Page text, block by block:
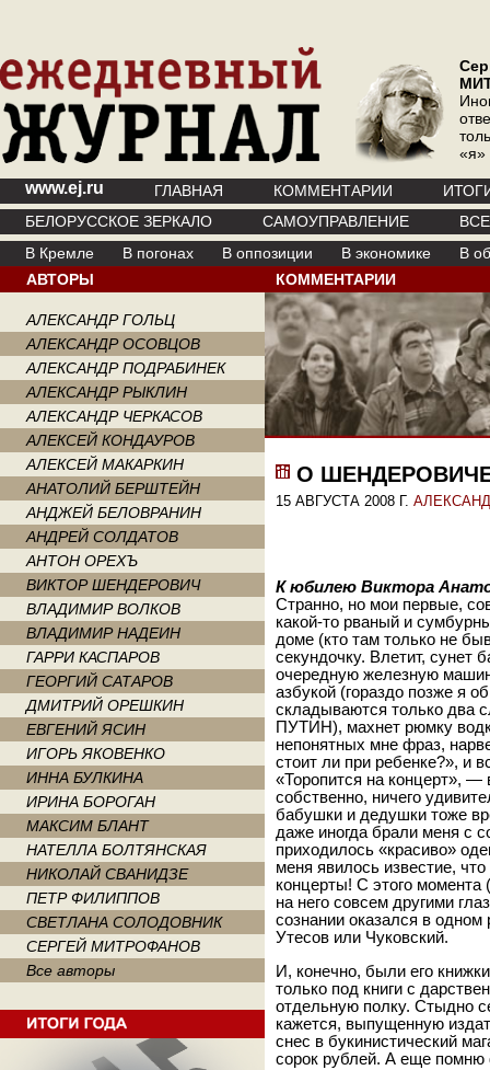
«я»
www.ej.ru ГЛАВНАЯ КОММЕНТАРИИ
БЕЛОРУССКОЕ ЗЕРКАЛО
САМОУПРАВЛЕНИЕ
В Кремле
В погонах В оппозиции В экономике
В
АВТОРЫ
АЛЕКСАНДР ГОЛЬЦ
АЛЕКСАНДР ОСОВЦОВ
АЛЕКСАНДР ПОДРАБИНЕК
АЛЕКСАНДР РЫКЛИН
АЛЕКСАНДР ЧЕРКАСОВ
АЛЕКСЕЙ КОНДАУРОВ
АЛЕКСЕЙ МАКАРКИН
АНАТОЛИЙ БЕРШТЕЙН
АНДЖЕЙ БЕЛОВРАНИН
АНДРЕЙ СОЛДАТОВ
АНТОН ОРЕХЪ
ВИКТОР ШЕНДЕРОВИЧ
ВЛАДИМИР ВОЛКОВ
ВЛАДИМИР НАДЕИН
ГАРРИ КАСПАРОВ
ГЕОРГИЙ САТАРОВ
ДМИТРИЙ ОРЕШКИН
ЕВГЕНИЙ ЯСИН
ИГОРЬ ЯКОВЕНКО
ИННА БУЛКИНА
ИРИНА БОРОГАН
МАКСИМ БЛАНТ
НАТЕЛЛА БОЛТЯНСКАЯ
НИКОЛАЙ СВАНИДЗЕ
ПЕТР ФИЛИППОВ
СВЕТЛАНА СОЛОДОВНИК
СЕРГЕЙ МИТРОФАНОВ
Все авторы
КОММЕНТАРИИ
О
15 АВГУСТА 2008 Г.
К юбилею Виктора
Странно, но мои первые,
какой-то рваный и
доме (кто там только не
секундочку. Влетит, сунет
очередную железную
азбукой (гораздо позже я
складываются только
ПУТИН), махнет рюмку
непонятных мне фраз,
стоит ли при ребенке?», и
«Торопится на концерт», —
собственно, ничего
бабушки и дедушки тоже
даже иногда брали меня с
приходилось «красиво»
меня явилось известие,
концерты! С этого момента
на него совсем другими
сознании оказался в
Утесов или Чуковский.
И, конечно, были его
только под книги с
отдельную полку. Стыдно
кажется, выпущенную
снес в букинистический
сорок рублей. А еще